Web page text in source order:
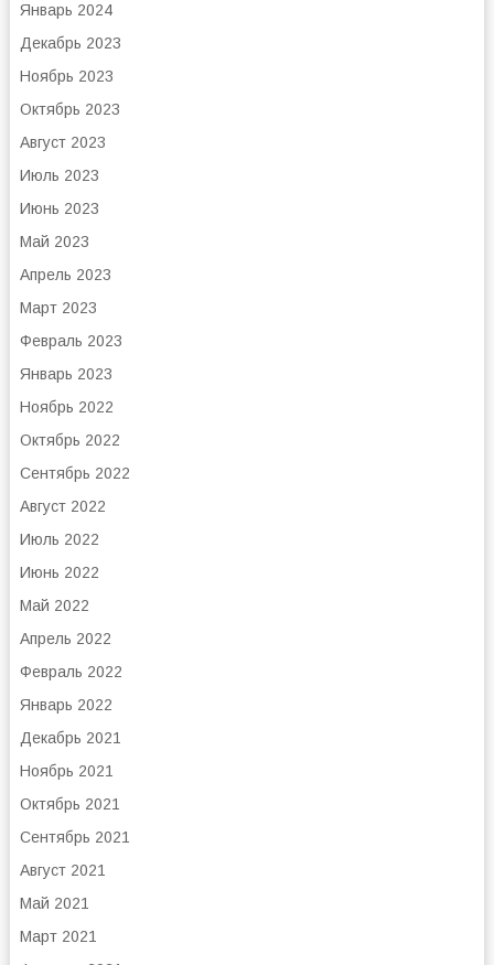
Январь 2024
Декабрь 2023
Ноябрь 2023
Октябрь 2023
Август 2023
Июль 2023
Июнь 2023
Май 2023
Апрель 2023
Март 2023
Февраль 2023
Январь 2023
Ноябрь 2022
Октябрь 2022
Сентябрь 2022
Август 2022
Июль 2022
Июнь 2022
Май 2022
Апрель 2022
Февраль 2022
Январь 2022
Декабрь 2021
Ноябрь 2021
Октябрь 2021
Сентябрь 2021
Август 2021
Май 2021
Март 2021